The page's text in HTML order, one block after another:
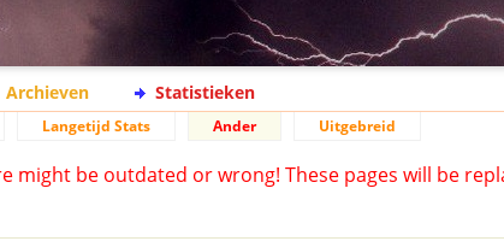
Archieven Statistieken
Langetijd Stats Ander Uitgebreid
might be outdated or wrong! These pages will be